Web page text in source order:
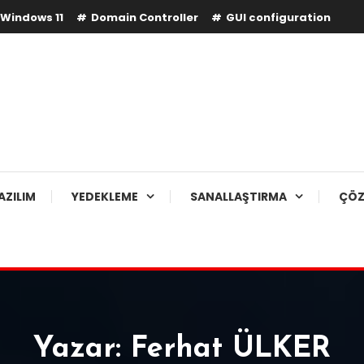
Windows 11 Domain Controller GUI configuration
YEDEKLEME SANALLAŞTIRMA
Yazar: Ferhat ÜLKER